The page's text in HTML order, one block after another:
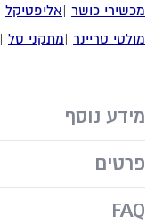
מכשירי כושר |אליפטיקל
מולטי טריינר |מתקני סל |
מידע נוסף
פרטים
FAQ